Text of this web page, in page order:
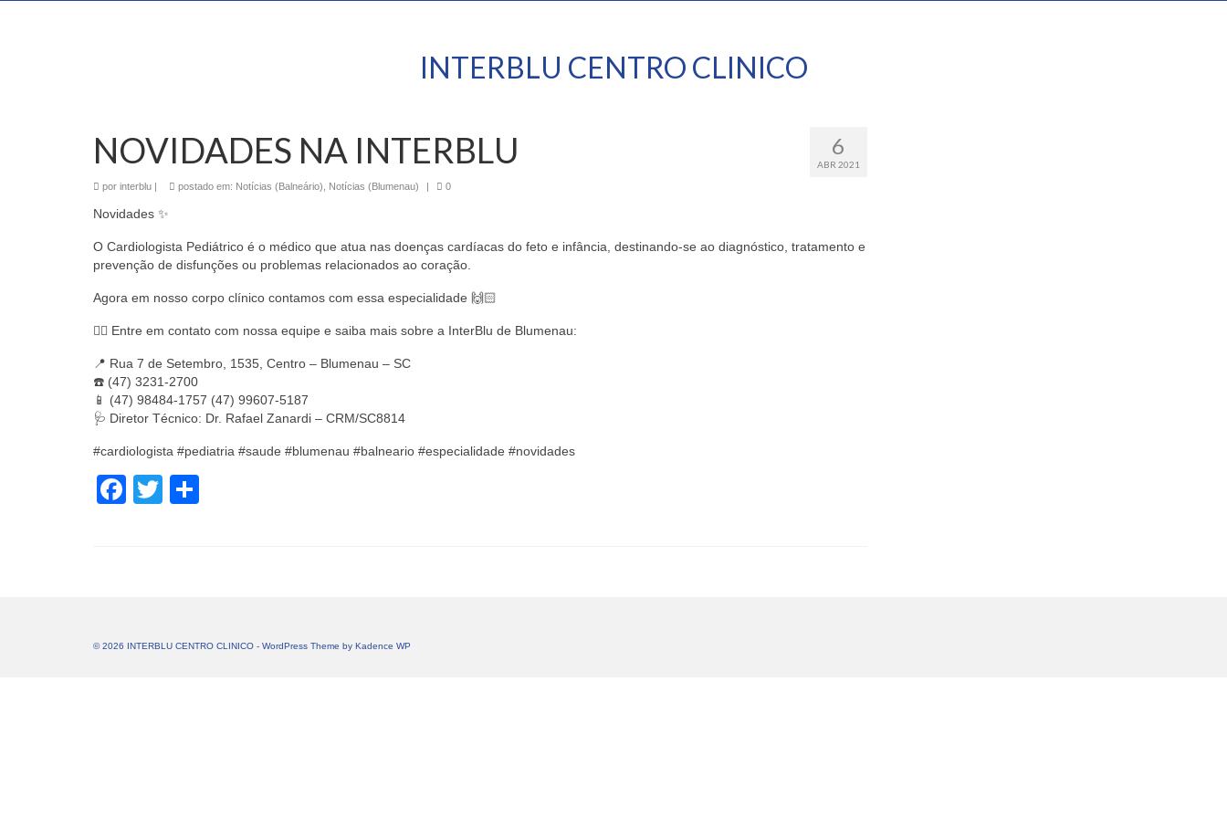
INTERBLU CENTRO CLINICO
6
ABR 2021
NOVIDADES NA INTERBLU
por interblu | postado em: Notícias (Balneário) Notícias (Blumenau) | 0
Novidades ✨
O Cardiologista Pediátrico é o médico que atua nas doenças cardíacas do feto e infância, destinando-se ao diagnóstico, tratamento e
prevenção de disfunções ou problemas relacionados ao coração.
Agora em nosso corpo clínico contamos com essa especialidade 🙌🏻
👉🏻 Entre em contato com nossa equipe e saiba mais sobre a InterBlu de Blumenau:
📍 Rua 7 de Setembro, 1535, Centro – Blumenau – SC⠀⠀⠀⠀⠀⠀⠀⠀
☎️ (47) 3231-2700⠀⠀⠀⠀⠀⠀⠀⠀
📱 (47) 98484-1757 (47) 99607-5187
🩺 Diretor Técnico: Dr. Rafael Zanardi – CRM/SC8814
#cardiologista #pediatria #saude #blumenau #balneario #especialidade #novidades
Facebook
Twitter
© 2026 INTERBLU CENTRO CLINICO - WordPress Theme by Kadence WP